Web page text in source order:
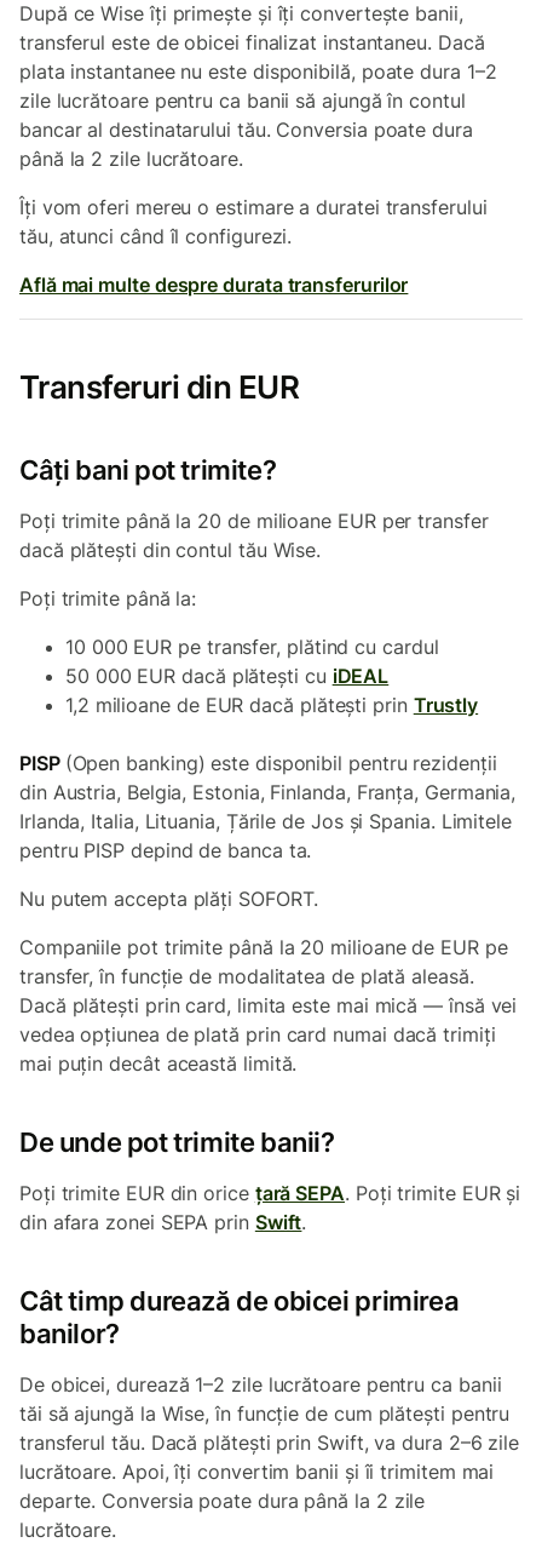
După ce Wise îți primește și îți convertește banii,
transferul este de obicei finalizat instantaneu. Dacă
plata instantanee nu este disponibilă, poate dura 1–2
zile lucrătoare pentru ca banii să ajungă în contul
bancar al destinatarului tău. Conversia poate dura
până la 2 zile lucrătoare.
Îți vom oferi mereu o estimare a duratei transferului
tău, atunci când îl configurezi.
Află mai multe despre durata transferurilor
Transferuri din EUR
Câți bani pot trimite?
Poți trimite până la 20 de milioane EUR per transfer
dacă plătești din contul tău Wise.
Poți trimite până la:
10 000 EUR pe transfer, plătind cu cardul
50 000 EUR dacă plătești cu iDEAL
1,2 milioane de EUR dacă plătești prin Trustly
PISP (Open banking) este disponibil pentru rezidenții
din Austria, Belgia, Estonia, Finlanda, Franța, Germania,
Irlanda, Italia, Lituania, Țările de Jos și Spania. Limitele
pentru PISP depind de banca ta.
Nu putem accepta plăți SOFORT.
Companiile pot trimite până la 20 milioane de EUR pe
transfer, în funcție de modalitatea de plată aleasă.
Dacă plătești prin card, limita este mai mică — însă vei
vedea opțiunea de plată prin card numai dacă trimiți
mai puțin decât această limită.
De unde pot trimite banii?
Poți trimite EUR din orice țară SEPA. Poți trimite EUR și
din afara zonei SEPA prin Swift.
Cât timp durează de obicei primirea
banilor?
De obicei, durează 1–2 zile lucrătoare pentru ca banii
tăi să ajungă la Wise, în funcție de cum plătești pentru
transferul tău. Dacă plătești prin Swift, va dura 2–6 zile
lucrătoare. Apoi, îți convertim banii și îi trimitem mai
departe. Conversia poate dura până la 2 zile
lucrătoare.